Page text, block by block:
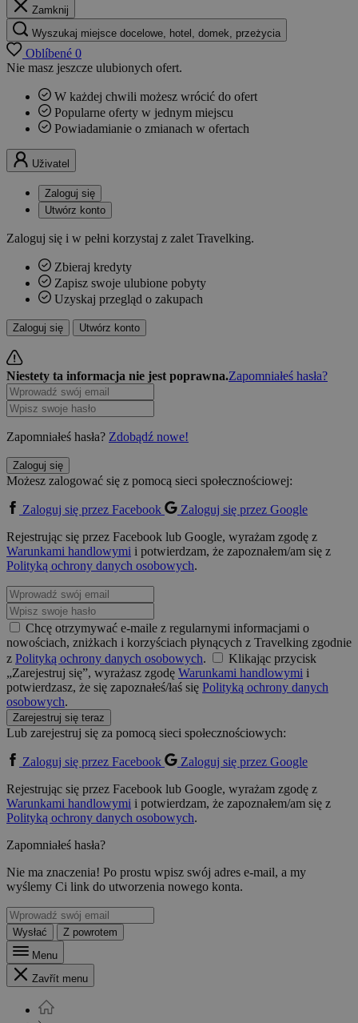
Zamknij
Wyszukaj miejsce docelowe, hotel, domek, przeżycia
Oblíbené 0
Nie masz jeszcze ulubionych ofert.
W każdej chwili możesz wrócić do ofert
Popularne oferty w jednym miejscu
Powiadamianie o zmianach w ofertach
Uživatel
Zaloguj się
Utwórz konto
Zaloguj się i w pełni korzystaj z zalet Travelking.
Zbieraj kredyty
Zapisz swoje ulubione pobyty
Uzyskaj przegląd o zakupach
Zaloguj się Utwórz konto
Niestety ta informacja nie jest poprawna.Zapomniałeś hasła?
Zapomniałeś hasła? Zdobądź nowe!
Zaloguj się
Możesz zalogować się z pomocą sieci społecznościowej:
Zaloguj się przez Facebook
Zaloguj się przez Google
Rejestrując się przez Facebook lub Google, wyrażam zgodę z
Warunkami handlowymi i potwierdzam, że zapoznałem/am się z
Polityką ochrony danych osobowych.
Chcę otrzymywać e-maile z regularnymi informacjami o
nowościach, zniżkach i korzyściach płynących z Travelking zgodnie
z Polityką ochrony danych osobowych.
Klikając przycisk
„Zarejestruj się”, wyrażasz zgodę Warunkami handlowymi i
potwierdzasz, że się zapoznałeś/łaś się Polityką ochrony danych
osobowych.
Zarejestruj się teraz
Lub zarejestruj się za pomocą sieci społecznościowych:
Zaloguj się przez Facebook
Zaloguj się przez Google
Rejestrując się przez Facebook lub Google, wyrażam zgodę z
Warunkami handlowymi i potwierdzam, że zapoznałem/am się z
Polityką ochrony danych osobowych.
Zapomniałeś hasła?
Nie ma znaczenia! Po prostu wpisz swój adres e-mail, a my
wyślemy Ci link do utworzenia nowego konta.
Wysłać
Z powrotem
Menu
Zavřít menu